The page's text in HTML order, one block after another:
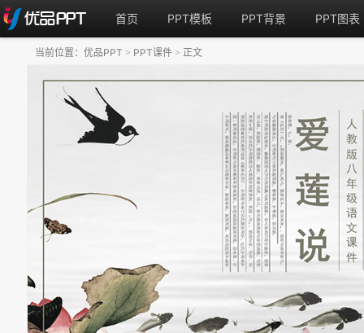
首页 PPT模板 PPT背景 PPT图表
当前位置： 优品PPT > PPT课件 > 正文